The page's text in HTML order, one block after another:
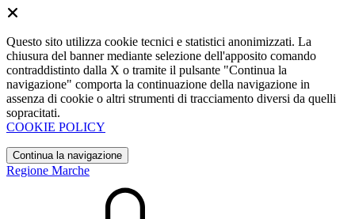
Questo sito utilizza cookie tecnici e statistici anonimizzati. La
chiusura del banner mediante selezione dell'apposito comando
contraddistinto dalla X o tramite il pulsante "Continua la
navigazione" comporta la continuazione della navigazione in
assenza di cookie o altri strumenti di tracciamento diversi da quelli
sopracitati.
COOKIE POLICY
Continua la navigazione
Regione Marche